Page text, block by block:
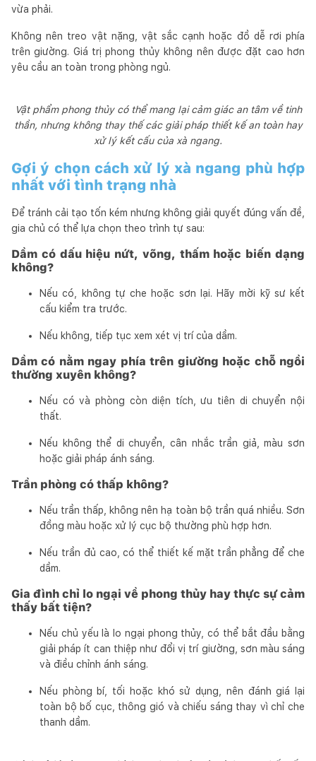
vừa phải.
Không nên treo vật nặng, vật sắc cạnh hoặc đồ dễ rơi phía
trên giường. Giá trị phong thủy không nên được đặt cao hơn
yêu cầu an toàn trong phòng ngủ.
Vật phẩm phong thủy có thể mang lại cảm giác an tâm về tinh
thần, nhưng không thay thế các giải pháp thiết kế an toàn hay
xử lý kết cấu của xà ngang.
Gợi ý chọn cách xử lý xà ngang phù hợp
nhất với tình trạng nhà
Để tránh cải tạo tốn kém nhưng không giải quyết đúng vấn đề,
gia chủ có thể lựa chọn theo trình tự sau:
Dầm có dấu hiệu nứt, võng, thấm hoặc biến dạng
không?
Nếu có, không tự che hoặc sơn lại. Hãy mời kỹ sư kết
cấu kiểm tra trước.
Nếu không, tiếp tục xem xét vị trí của dầm.
Dầm có nằm ngay phía trên giường hoặc chỗ ngồi
thường xuyên không?
Nếu có và phòng còn diện tích, ưu tiên di chuyển nội
thất.
Nếu không thể di chuyển, cân nhắc trần giả, màu sơn
hoặc giải pháp ánh sáng.
Trần phòng có thấp không?
Nếu trần thấp, không nên hạ toàn bộ trần quá nhiều. Sơn
đồng màu hoặc xử lý cục bộ thường phù hợp hơn.
Nếu trần đủ cao, có thể thiết kế mặt trần phẳng để che
dầm.
Gia đình chỉ lo ngại về phong thủy hay thực sự cảm
thấy bất tiện?
Nếu chủ yếu là lo ngại phong thủy, có thể bắt đầu bằng
giải pháp ít can thiệp như đổi vị trí giường, sơn màu sáng
và điều chỉnh ánh sáng.
Nếu phòng bí, tối hoặc khó sử dụng, nên đánh giá lại
toàn bộ bố cục, thông gió và chiếu sáng thay vì chỉ che
thanh dầm.